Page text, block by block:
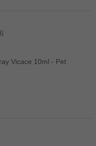
Vicace 10ml - Pet